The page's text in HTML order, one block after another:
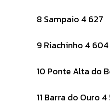
8 Sampaio 4 627
9 Riachinho 4 604
10 Ponte Alta do
11 Barra do Ouro